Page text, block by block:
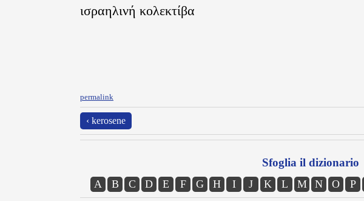
ισραηλινή κολεκτίβα
permalink
‹ kerosene
Sfoglia il dizionario
A B C D E F G H I J K L M N O P